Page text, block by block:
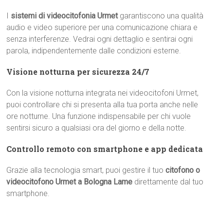
I sistemi di videocitofonia Urmetgarantiscono una qualità
audio e video superiore per una comunicazione chiara e
senza interferenze. Vedrai ogni dettaglio e sentirai ogni
parola, indipendentemente dalle condizioni esterne.
Visione notturna per sicurezza 24/7
Con la visione notturna integrata nei videocitofoni Urmet,
puoi controllare chi si presenta alla tua porta anche nelle
ore notturne. Una funzione indispensabile per chi vuole
sentirsi sicuro a qualsiasi ora del giorno e della notte.
Controllo remoto con smartphone e app dedicata
Grazie alla tecnologia smart, puoi gestire il tuocitofono o
videocitofono Urmet a Bologna Lame direttamente dal tuo
smartphone.